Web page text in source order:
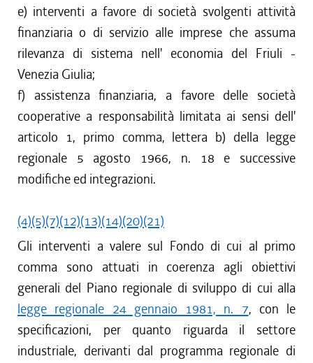
e) interventi a favore di società svolgenti attività
finanziaria o di servizio alle imprese che assuma
rilevanza di sistema nell' economia del Friuli -
Venezia Giulia;
f) assistenza finanziaria, a favore delle società
cooperative a responsabilità limitata ai sensi dell'
articolo 1, primo comma, lettera b) della legge
regionale 5 agosto 1966, n. 18 e successive
modifiche ed integrazioni.
(4)(5)(7)(12)(13)(14)(20)(21)
Gli interventi a valere sul Fondo di cui al primo
comma sono attuati in coerenza agli obiettivi
generali del Piano regionale di sviluppo di cui alla
legge regionale 24 gennaio 1981, n. 7, con le
specificazioni, per quanto riguarda il settore
industriale, derivanti dal programma regionale di